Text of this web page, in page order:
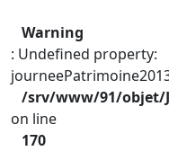
Warning
: Undefined property:
/srv/www/91/objet/
on line
170